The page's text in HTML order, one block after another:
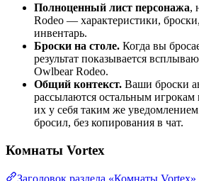
Полноценный лист персонажа,
Rodeo — характеристики,
инвентарь.
Броски на столе. Когда вы
результат показывается
Owlbear Rodeo.
Общий контекст. Ваши броски
рассылаются остальным
их у себя таким же
бросил, без копирования в чат.
Комнаты Vortex